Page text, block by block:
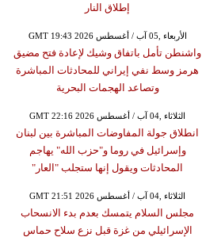
إطلاق النار
GMT 19:43 2026 الأربعاء ,05 آب / أغسطس
واشنطن تأمل باتفاق وشيك لإعادة فتح مضيق
هرمز وسط نفي إيراني للمحادثات المباشرة
وتصاعد الهجمات البحرية
GMT 22:16 2026 الثلاثاء ,04 آب / أغسطس
انطلاق جولة المفاوضات المباشرة بين لبنان
وإسرائيل في روما و"حزب الله" يهاجم
المحادثات ويقول إنها ستجلب "العار"
GMT 21:51 2026 الثلاثاء ,04 آب / أغسطس
مجلس السلام يتمسك بعدم بدء الانسحاب
الإسرائيلي من غزة قبل نزع سلاح حماس